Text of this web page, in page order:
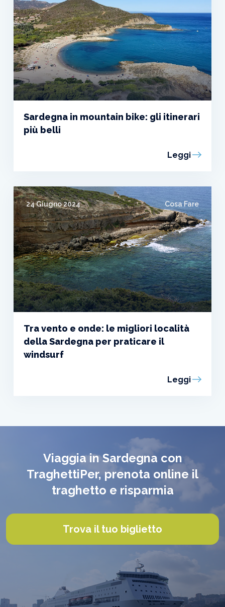
Sardegna in mountain bike: gli itinerari
più belli
Leggi
24 Giugno 2024 Cosa Fare
Tra vento e onde: le migliori località
della Sardegna per praticare il
windsurf
Leggi
Viaggia in Sardegna con
TraghettiPer, prenota online il
traghetto e risparmia
Trova il tuo biglietto